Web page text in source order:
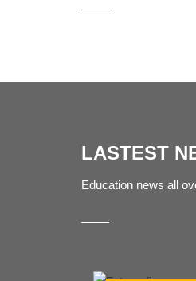
LASTEST
Education news all